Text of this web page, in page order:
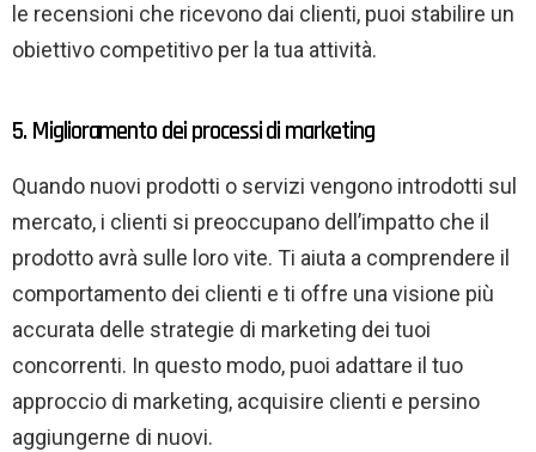
le recensioni che ricevono dai clienti, puoi stabilire un
obiettivo competitivo per la tua attività.
5. Miglioramento dei processi di marketing
Quando nuovi prodotti o servizi vengono introdotti sul
mercato, i clienti si preoccupano dell’impatto che il
prodotto avrà sulle loro vite. Ti aiuta a comprendere il
comportamento dei clienti e ti offre una visione più
accurata delle strategie di marketing dei tuoi
concorrenti. In questo modo, puoi adattare il tuo
approccio di marketing, acquisire clienti e persino
aggiungerne di nuovi.